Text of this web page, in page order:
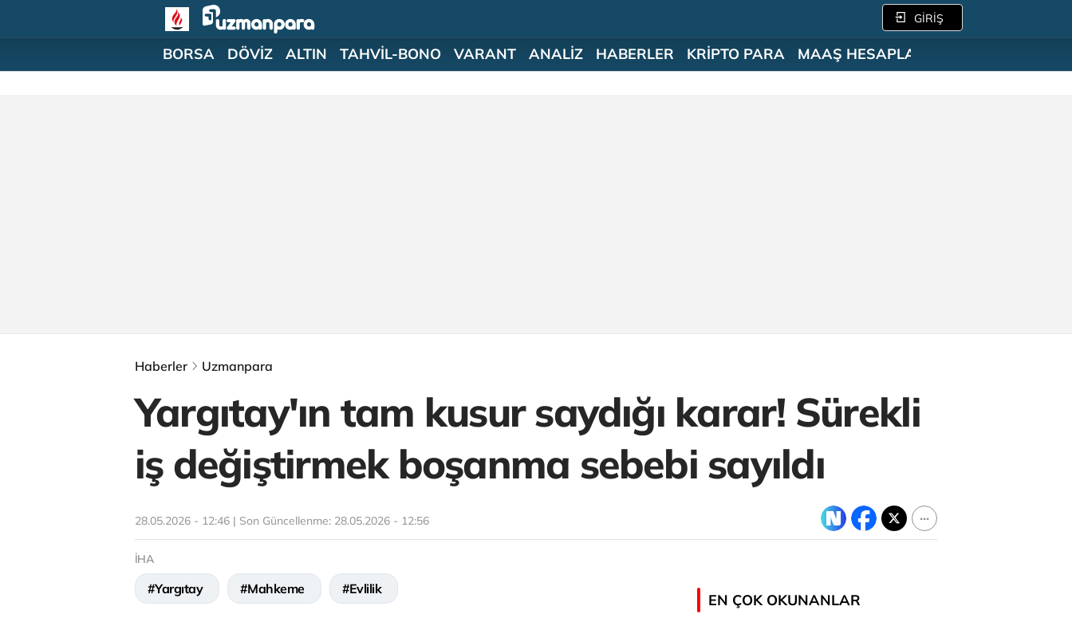
GİRİŞ
BORSA DÖVİZ ALTIN TAHVİL-BONO VARANT ANALİZ HABERLER KRİPTO PARA MAAŞ HESAPLAMA
Haberler Uzmanpara
Yargıtay'ın tam kusur saydığı karar! Sürekli
iş değiştirmek boşanma sebebi sayıldı
28.05.2026 - 12:46 | Son Güncellenme: 28.05.2026 - 12:56
İHA
#Yargıtay #Mahkeme #Evlilik
EN ÇOK OKUNANLAR